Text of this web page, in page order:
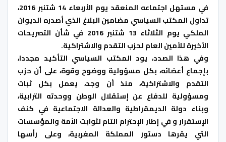
في مستهل اجتماعه المنعقد يوم الأربعاء 14 شتنبر 2016،
تداول المكتب السياسي مضامين البلاغ الذي أصدره الديوان
الملكي يوم الثلاثاء 13 شتنبر 2016 في شأن التصريحات
الأخيرة للأمين العام لحزب التقدم والاشتراكية.
وفي هذا الصدد، يود المكتب السياسي التأكيد مجددا،
بإجماع أعضائه، بكل مسؤولية ووضوح وقوة، على أن حزب
التقدم والاشتراكية، منذ أن وجد، يعمل بكل ثبات
ومسؤولية للدفاع عن إستقلال الوطن ووحدته الترابية،
وبناء دولة الديمقراطية والعدالة الاجتماعية في كنف
الإستقرار و في إطار الإحترام التام لثوابت الأمة والمؤسسات
التي يقرها دستور المملكة المغربية، وعلى رأسها